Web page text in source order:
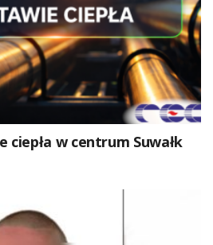
ciepła w centrum Suwałk